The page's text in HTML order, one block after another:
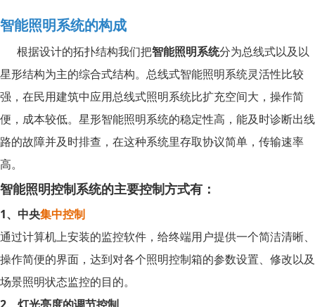
智能照明系统的构成
根据设计的拓扑结构我们把智能照明系统分为总线式以及以
星形结构为主的综合式结构。总线式智能照明系统灵活性比较
强，在民用建筑中应用总线式照明系统比扩充空间大，操作简
便，成本较低。星形智能照明系统的稳定性高，能及时诊断出线
路的故障并及时排查，在这种系统里存取协议简单，传输速率
高。
智能照明控制系统的主要控制方式有：
1、中央集中控制
通过计算机上安装的监控软件，给终端用户提供一个简洁清晰、
操作简便的界面，达到对各个照明控制箱的参数设置、修改以及
场景照明状态监控的目的。